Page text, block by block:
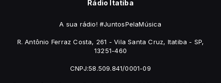
Rádio Itatiba
A sua rádio! #JuntosPelaMúsica
R. Antônio Ferraz Costa, 261 - Vila Santa Cruz, Itatiba - SP,
13251-460
CNPJ:58.509.841/0001-09